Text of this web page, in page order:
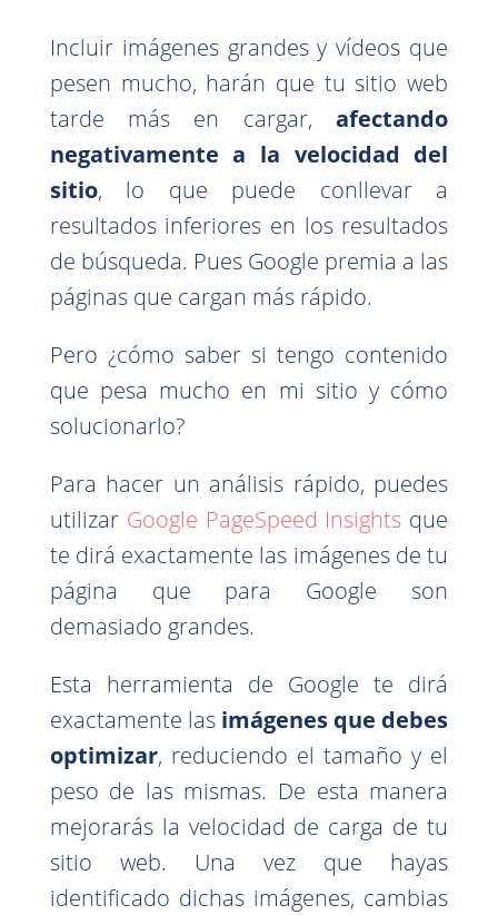
Incluir imágenes grandes y vídeos que
pesen mucho, harán que tu sitio web
tarde más en cargar,afectando
negativamente a la velocidad del
sitio, lo que puede conllevar a
resultados inferiores en los resultados
de búsqueda. Pues Google premia a las
páginas que cargan más rápido.
Pero ¿cómo saber si tengo contenido
que pesa mucho en mi sitio y cómo
solucionarlo?
Para hacer un análisis rápido, puedes
utilizar Google PageSpeed Insights que
te dirá exactamente las imágenes de tu
página que para Google son
demasiado grandes.
Esta herramienta de Google te dirá
exactamente las imágenes que debes
optimizar, reduciendo el tamaño y el
peso de las mismas. De esta manera
mejorarás la velocidad de carga de tu
sitio web. Una vez que hayas
identificado dichas imágenes, cambias